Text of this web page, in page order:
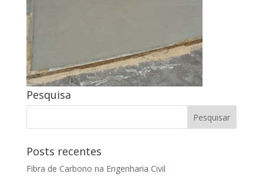
Pesquisa
Posts recentes
Fibra de Carbono na Engenharia Civil